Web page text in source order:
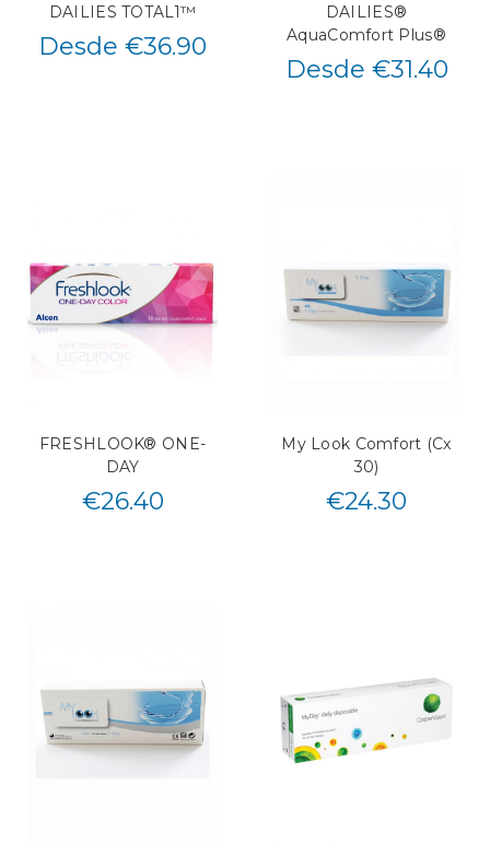
DAILIES TOTAL1™
Desde €36.90
DAILIES®
AquaComfort Plus®
Desde €31.40
FRESHLOOK® ONE-
DAY
€26.40
My Look Comfort (Cx
30)
€24.30